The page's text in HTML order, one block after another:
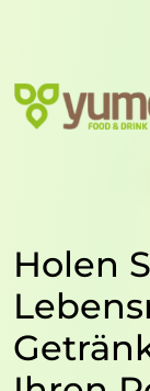
Holen